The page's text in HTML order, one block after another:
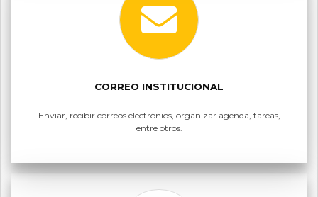
CORREO INSTITUCIONAL
Enviar, recibir correos electrónios, organizar agenda, tareas,
entre otros.